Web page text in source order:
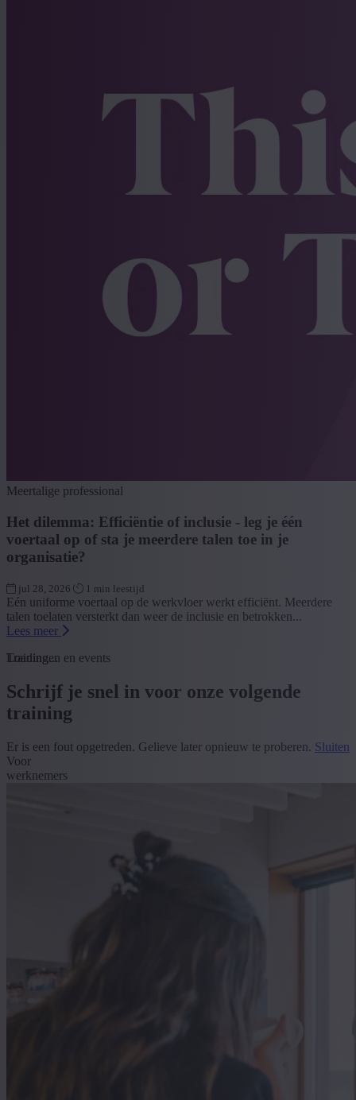
Meertalige professional
Het dilemma: Efficiëntie of inclusie - leg je één
voertaal op of sta je meerdere talen toe in je
organisatie?
jul 28, 2026 1 min leestijd
Eén uniforme voertaal op de werkvloer werkt efficiënt. Meerdere
talen toelaten versterkt dan weer de inclusie en betrokken...
Lees meer
Loading...
Trainingen en events
Schrijf je snel in voor onze volgende
training
Er is een fout opgetreden. Gelieve later opnieuw te proberen. Sluiten
Voor
werknemers